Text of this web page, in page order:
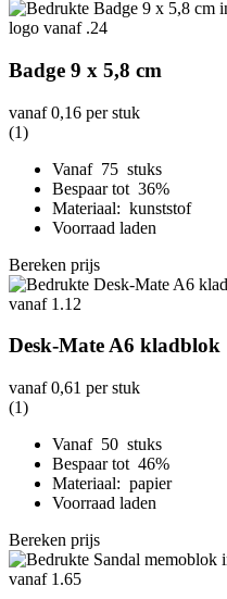
Badge 9 x 5,8 cm
vanaf0,16 per stuk
(1)
Vanaf 75 stuks
Bespaar tot 36%
Materiaal: kunststof
Voorraad laden
Bereken prijs
Desk-Mate A6 kladblok
vanaf0,61 per stuk
(1)
Vanaf 50 stuks
Bespaar tot 46%
Materiaal: papier
Voorraad laden
Bereken prijs